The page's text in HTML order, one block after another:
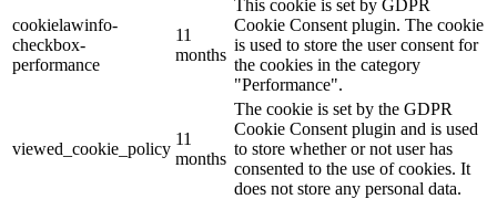
cookielawinfo-
checkbox-
performance
11
months
This cookie is set by GDPR
Cookie Consent plugin. The cookie
is used to store the user consent for
the cookies in the category
"Performance".
viewed_cookie_policy
11
months
The cookie is set by the GDPR
Cookie Consent plugin and is used
to store whether or not user has
consented to the use of cookies. It
does not store any personal data.